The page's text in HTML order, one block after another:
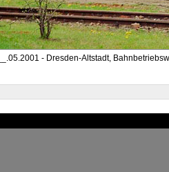
__.05.2001 - Dresden-Altstadt,